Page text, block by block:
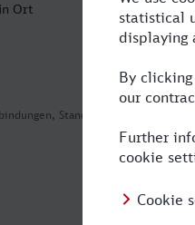
Stand: 2026-08-02 03:49
Ort
16.08.26
10:25